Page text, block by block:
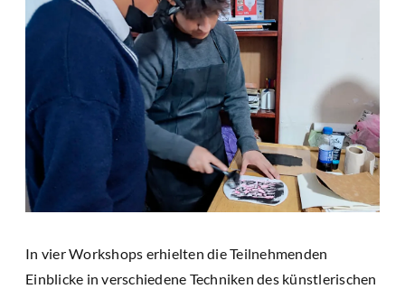
In vier Workshops erhielten die Teilnehmenden
Einblicke in verschiedene Techniken des künstlerischen